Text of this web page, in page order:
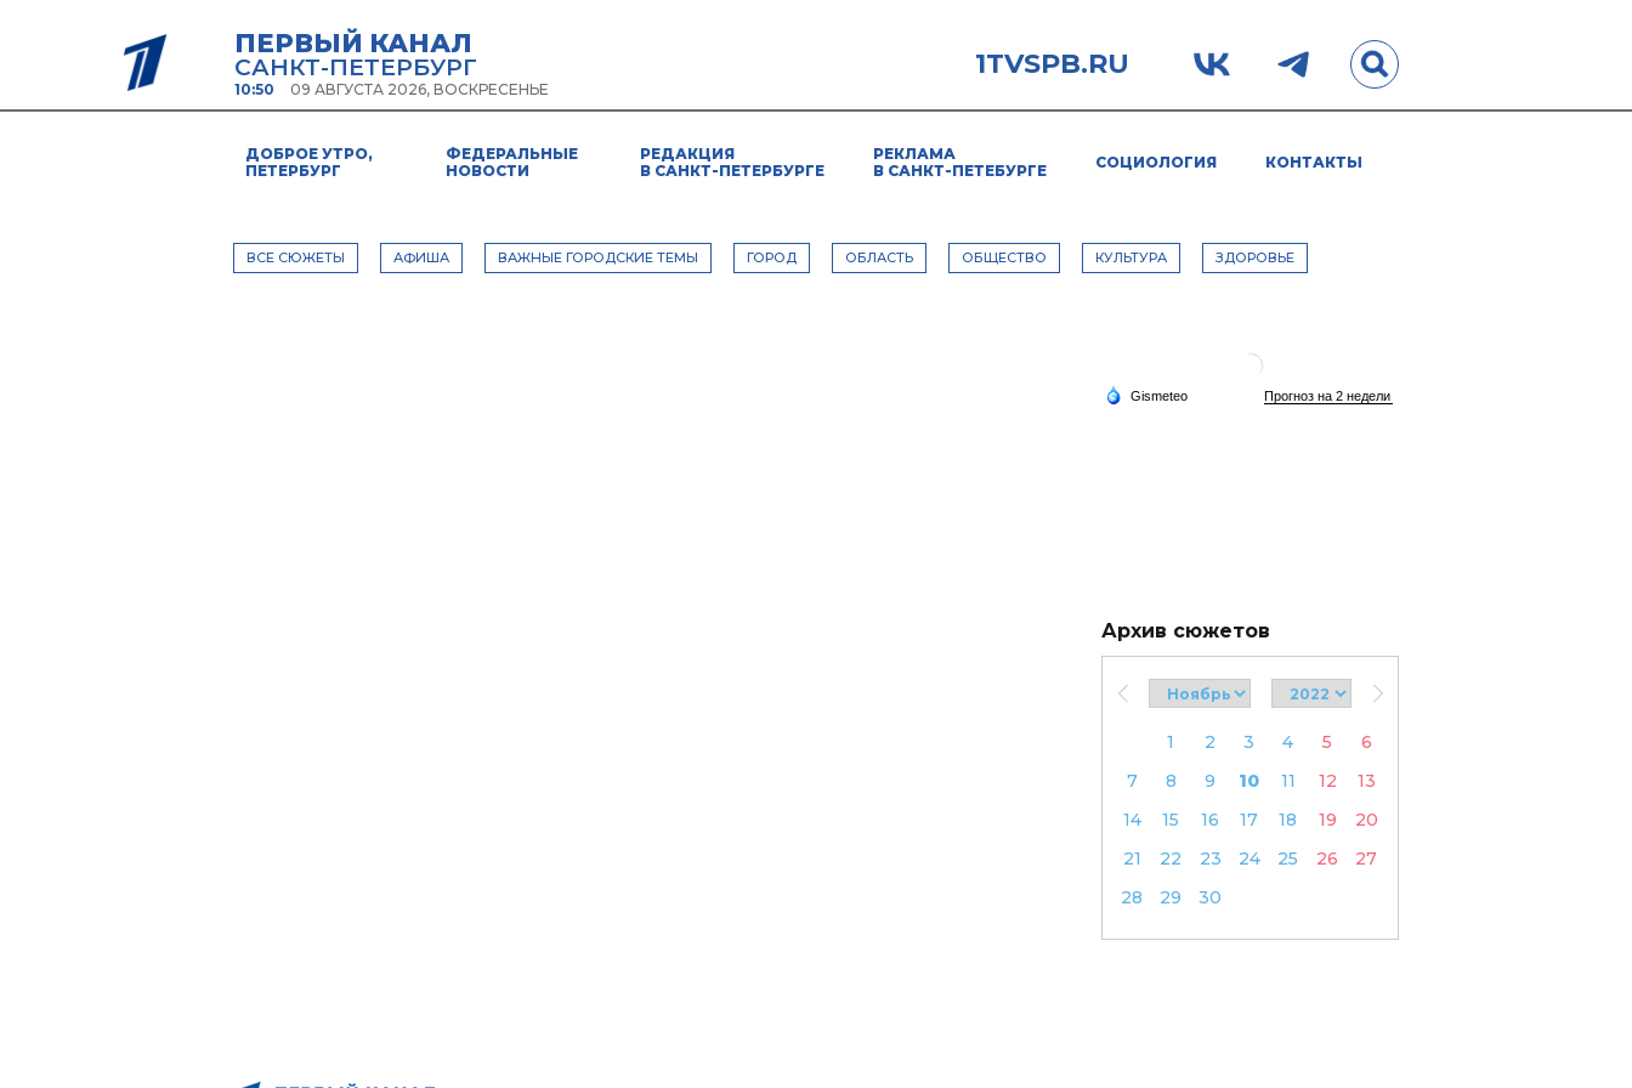
ПЕРВЫЙ КАНАЛ
САНКТ-ПЕТЕРБУРГ
10:50 09 АВГУСТА 2026, ВОСКРЕСЕНЬЕ
1TVSPB.RU
ДОБРОЕ УТРО,
ПЕТЕРБУРГ
ФЕДЕРАЛЬНЫЕ
НОВОСТИ
РЕДАКЦИЯ
В САНКТ-ПЕТЕРБУРГЕ
РЕКЛАМА
В САНКТ-ПЕТЕБУРГЕ
СОЦИОЛОГИЯ КОНТАКТЫ
ВСЕ СЮЖЕТЫ АФИША ВАЖНЫЕ ГОРОДСКИЕ ТЕМЫ ГОРОД ОБЛАСТЬ ОБЩЕСТВО КУЛЬТУРА ЗДОРОВЬЕ
Архив сюжетов
1 2 3 4 5
6
7
8 9 10 11 12
13
14
15 16 17 18 19
20
21
22 23 24 25 26
27
28
29 30